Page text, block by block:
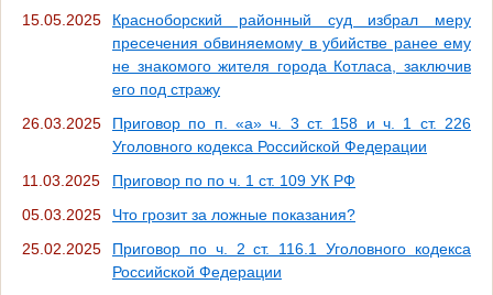
15.05.2025
Красноборский районный суд избрал меру
пресечения обвиняемому в убийстве ранее ему
не знакомого жителя города Котласа, заключив
его под стражу
26.03.2025
Приговор по п. «а» ч. 3 ст. 158 и ч. 1 ст. 226
Уголовного кодекса Российской Федерации
11.03.2025
Приговор по по ч. 1 ст. 109 УК РФ
05.03.2025
Что грозит за ложные показания?
25.02.2025
Приговор по ч. 2 ст. 116.1 Уголовного кодекса
Российской Федерации